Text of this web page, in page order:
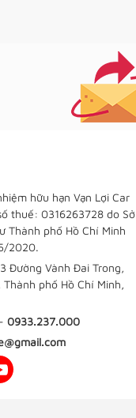
hữu hạn Vạn Lợi Car
thuế: 0316263728 do Sở
Thành phố Hồ Chí Minh
2020.
Đường Vành Đai Trong,
Thành phố Hồ Chí Minh,
- 0933.237.000